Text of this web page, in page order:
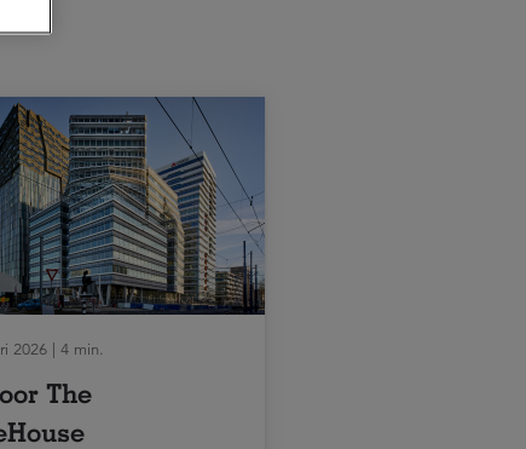
2026 | 4 min.
The